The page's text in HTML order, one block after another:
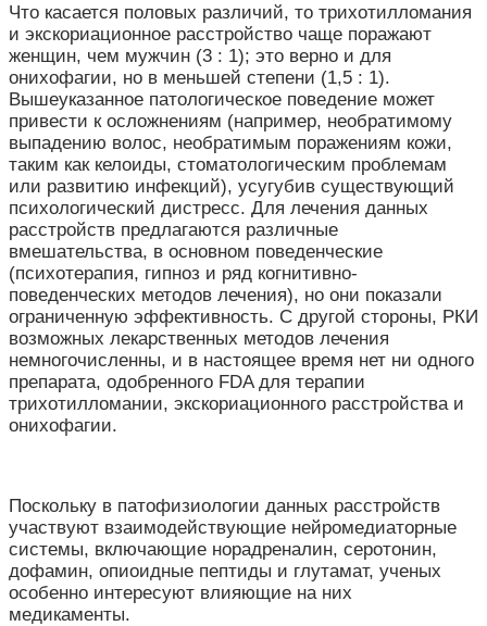
Что касается половых различий, то трихотилломания
и экскориационное расстройство чаще поражают
женщин, чем мужчин (3 : 1); это верно и для
онихофагии, но в меньшей степени (1,5 : 1).
Вышеуказанное патологическое поведение может
привести к осложнениям (например, необратимому
выпадению волос, необратимым поражениям кожи,
таким как келоиды, стоматологическим проблемам
или развитию инфекций), усугубив существующий
психологический дистресс. Для лечения данных
расстройств предлагаются различные
вмешательства, в основном поведенческие
(психотерапия, гипноз и ряд когнитивно-
поведенческих методов лечения), но они показали
ограниченную эффективность. С другой стороны, РКИ
возможных лекарственных методов лечения
немногочисленны, и в настоящее время нет ни одного
препарата, одобренного FDA для терапии
трихотилломании, экскориационного расстройства и
онихофагии.
Поскольку в патофизиологии данных расстройств
участвуют взаимодействующие нейромедиаторные
системы, включающие норадреналин, серотонин,
дофамин, опиоидные пептиды и глутамат, ученых
особенно интересуют влияющие на них
медикаменты.